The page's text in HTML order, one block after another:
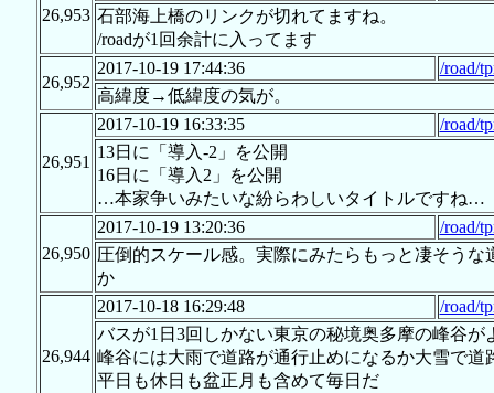
26,953 石部海上橋のリンクが切れてますね。
/roadが1回余計に入ってます
26,952
2017-10-19 17:44:36
/road/
高緯度→低緯度の気が。
26,951
2017-10-19 16:33:35
/road/
13日に「導入-2」を公開
16日に「導入2」を公開
…本家争いみたいな紛らわしいタイトルですね…
26,950
2017-10-19 13:20:36
/road/
圧倒的スケール感。実際にみたらもっと凄そう
か
26,944
2017-10-18 16:29:48
/road/
バスが1日3回しかない東京の秘境奥多摩の峰谷が
峰谷には大雨で道路が通行止めになるか大雪で
平日も休日も盆正月も含めて毎日だ